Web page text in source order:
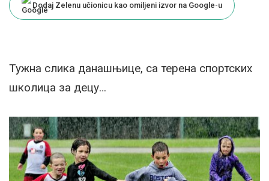
Dodaj Zelenu učionicu kao omiljeni izvor na Google-u
Тужна слика данашњице, са терена спортских
школица за децу…